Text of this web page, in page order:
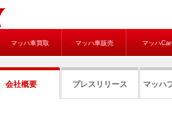
マッハ車買取 マッハ車販売 マッハ
会社概要 プレスリリース マッハ